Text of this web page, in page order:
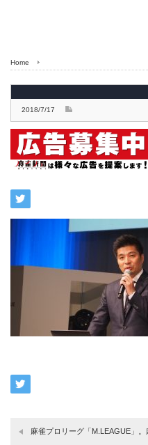
Home
2018/7/17
麻雀プロリーグ「M.LEAGUE」